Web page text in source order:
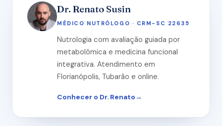
Dr. Renato Susin
MÉDICO NUTRÓLOGO · CRM-SC 22635
Nutrologia com avaliação guiada por
metabolômica e medicina funcional
integrativa. Atendimento em
Florianópolis, Tubarão e online.
Conhecer o Dr. Renato